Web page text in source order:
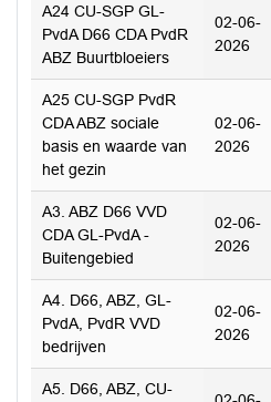
A24 CU-SGP GL-
PvdA D66 CDA PvdR
ABZ Buurtbloeiers
02-06-
2026
A25 CU-SGP PvdR
CDA ABZ sociale
basis en waarde van
het gezin
02-06-
2026
A3. ABZ D66 VVD
CDA GL-PvdA -
Buitengebied
02-06-
2026
A4. D66, ABZ, GL-
PvdA, PvdR VVD
bedrijven
02-06-
2026
A5. D66, ABZ, CU-